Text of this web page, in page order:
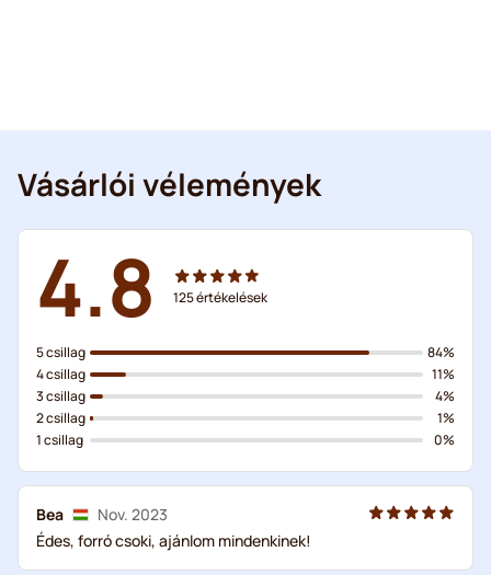
Vásárlói vélemények
4.8 125értékelések
5 csillag
4 csillag
3 csillag
2 csillag
1 csillag
84%
11%
4%
1%
0%
Bea
Nov. 2023
Édes, forró csoki, ajánlom mindenkinek!